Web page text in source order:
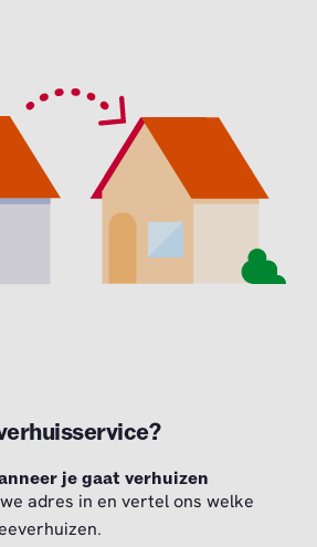
je gaat verhuizen
adres in en vertel ons welke